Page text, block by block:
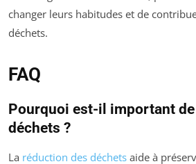
changer leurs habitudes et de
déchets.
FAQ
Pourquoi est-il important
déchets ?
La réduction des déchets aide à